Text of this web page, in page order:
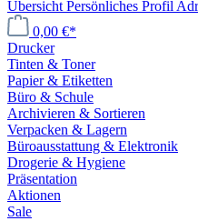
Übersicht Persönliches Profil
0,00 €*
Drucker
Tinten & Toner
Papier & Etiketten
Büro & Schule
Archivieren & Sortieren
Verpacken & Lagern
Büroausstattung & Elektronik
Drogerie & Hygiene
Präsentation
Aktionen
Sale